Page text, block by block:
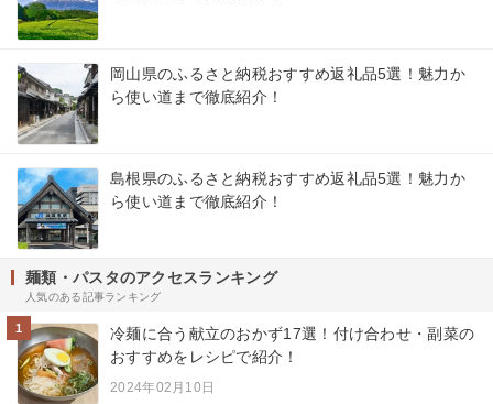
岡山県のふるさと納税おすすめ返礼品5選！魅力か
ら使い道まで徹底紹介！
島根県のふるさと納税おすすめ返礼品5選！魅力か
ら使い道まで徹底紹介！
麺類・パスタのアクセスランキング
人気のある記事ランキング
1
冷麺に合う献立のおかず17選！付け合わせ・副菜の
おすすめをレシピで紹介！
2024年02月10日